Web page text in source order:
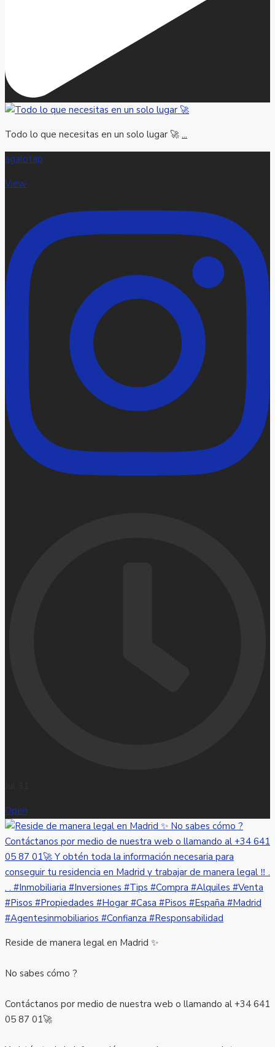
Todo lo que necesitas en un solo lugar 🚀 ...
agalotap
View
Open
Reside de manera legal en Madrid ✨
No sabes cómo ?
Contáctanos por medio de nuestra web o llamando al +34 641
05 87 01🚀